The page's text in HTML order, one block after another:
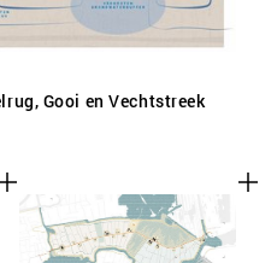
Gooi en Vechtstreek